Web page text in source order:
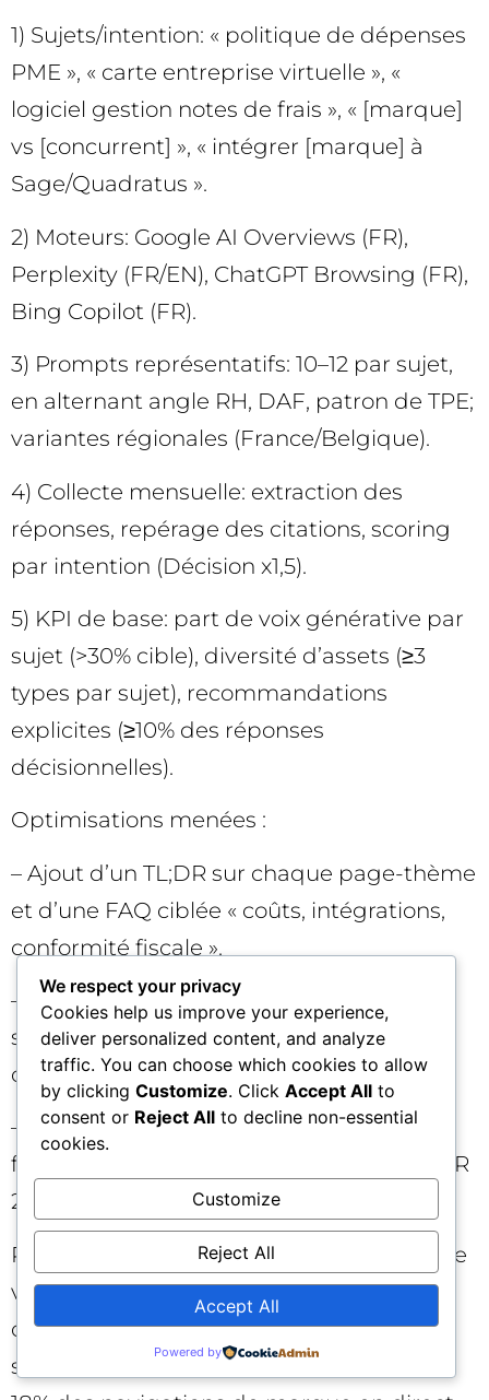
1) Sujets/intention: « politique de dépenses
PME », « carte entreprise virtuelle », «
logiciel gestion notes de frais », « [marque]
vs [concurrent] », « intégrer [marque] à
Sage/Quadratus ».
2) Moteurs: Google AI Overviews (FR),
Perplexity (FR/EN), ChatGPT Browsing (FR),
Bing Copilot (FR).
3) Prompts représentatifs: 10–12 par sujet,
en alternant angle RH, DAF, patron de TPE;
variantes régionales (France/Belgique).
4) Collecte mensuelle: extraction des
réponses, repérage des citations, scoring
par intention (Décision x1,5).
5) KPI de base: part de voix générative par
sujet (>30% cible), diversité d’assets (≥3
types par sujet), recommandations
explicites (≥10% des réponses
décisionnelles).
Optimisations menées :
– Ajout d’un TL;DR sur chaque page-thème
et d’une FAQ ciblée « coûts, intégrations,
conformité fiscale ».
– Création d’un comparatif neutre et
sourcé avec critères pondérés (sécurité,
coûts, support, intégrations).
– Publication d’une étude originale sur la
fraude aux notes de frais, avec données FR
2026, citée par 3 médias métiers.
Résultat en 90 jours : +22 points de part de
voix générative moyenne sur 4 sujets,
citation en top 3 sources dans AIO sur 2
sujets décisionnels, et hausse corrélée de
We respect your privacy
Cookies help us improve your experience,
deliver personalized content, and analyze
traffic. You can choose which cookies to allow
by clicking Customize. Click Accept All to
consent or Reject All to decline non-essential
cookies.
Customize
Reject All
Accept All
Powered by